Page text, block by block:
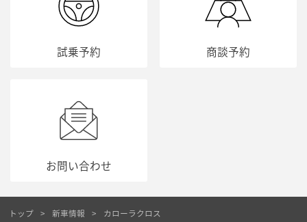
試乗予約 商談予約
お問い合わせ
トップ 新車情報 カローラクロス